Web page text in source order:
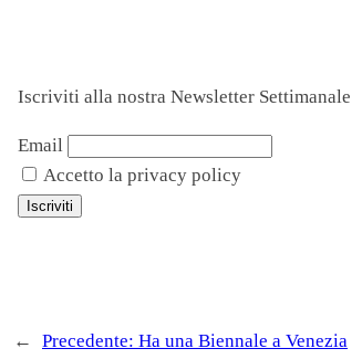
Iscriviti alla nostra Newsletter Settimanale
Email
Accetto la privacy policy
← Precedente: Ha una Biennale a Venezia